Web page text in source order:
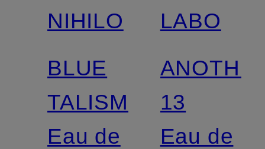
NIHILO
BLUE
TALISMAN
Eau de
LABO
13
Eau de